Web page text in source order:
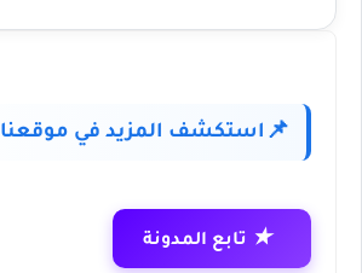
📌 استكشف المزيد في موقعنا
★ تابع المدونة